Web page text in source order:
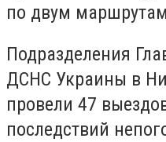
по двум
Подразделения
ДСНС Украины в
провели 47
последствий